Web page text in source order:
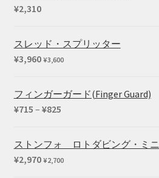
¥2,310
スレッド・スプリッター
¥3,960 ¥3,600
フィンガーガード(Finger Guard)
¥715 – ¥825価
ストンフォ ロトダビング・ミニ
¥2,970 ¥2,700